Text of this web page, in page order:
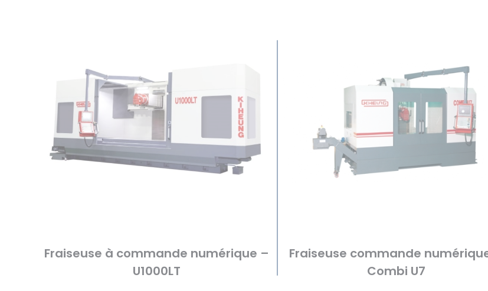
Fraiseuse à commande numérique –
U1000LT
Fraiseuse commande
Combi U7